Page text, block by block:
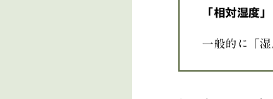
「相対湿度」
一般的に「